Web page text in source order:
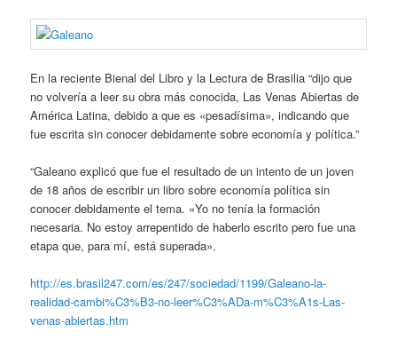
En la reciente Bienal del Libro y la Lectura de Brasilia “dijo que
no volvería a leer su obra más conocida, Las Venas Abiertas de
América Latina, debido a que es «pesadísima», indicando que
fue escrita sin conocer debidamente sobre economía y política.”
“Galeano explicó que fue el resultado de un intento de un joven
de 18 años de escribir un libro sobre economía política sin
conocer debidamente el tema. «Yo no tenía la formación
necesaria. No estoy arrepentido de haberlo escrito pero fue una
etapa que, para mí, está superada».
http://es.brasil247.com/es/247/sociedad/1199/Galeano-la-
realidad-cambi%C3%B3-no-leer%C3%ADa-m%C3%A1s-Las-
venas-abiertas.htm